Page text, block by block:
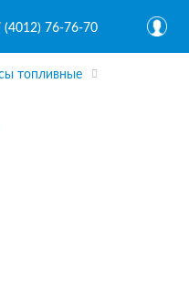
(4012) 76-76-70
топливные